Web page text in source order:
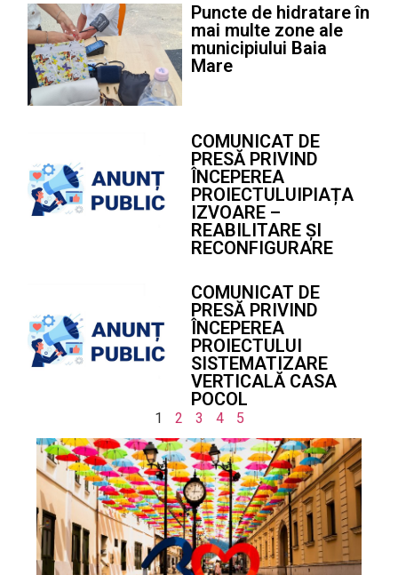
Puncte de hidratare în
mai multe zone ale
municipiului Baia
Mare
COMUNICAT DE
PRESĂ PRIVIND
ÎNCEPEREA
PROIECTULUIPIAȚA
IZVOARE –
REABILITARE ȘI
RECONFIGURARE
COMUNICAT DE
PRESĂ PRIVIND
ÎNCEPEREA
PROIECTULUI
SISTEMATIZARE
VERTICALĂ CASA
POCOL
1 2 3 4 5